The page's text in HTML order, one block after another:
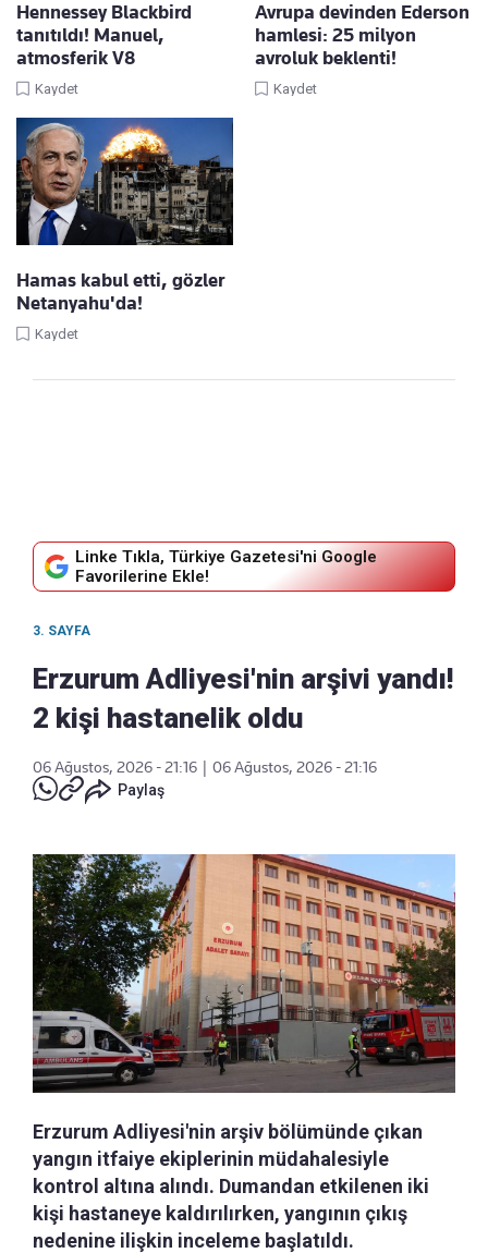
Hennessey Blackbird
tanıtıldı! Manuel,
atmosferik V8
Kaydet
Avrupa devinden Ederson
hamlesi: 25 milyon
avroluk beklenti!
Kaydet
Hamas kabul etti, gözler
Netanyahu'da!
Kaydet
Linke Tıkla, Türkiye Gazetesi'ni Google
Favorilerine Ekle!
3. SAYFA
Erzurum Adliyesi'nin arşivi yandı!
2 kişi hastanelik oldu
06 Ağustos, 2026 - 21:16
06 Ağustos, 2026 - 21:16
Paylaş
Erzurum Adliyesi'nin arşiv bölümünde çıkan
yangın itfaiye ekiplerinin müdahalesiyle
kontrol altına alındı. Dumandan etkilenen iki
kişi hastaneye kaldırılırken, yangının çıkış
nedenine ilişkin inceleme başlatıldı.